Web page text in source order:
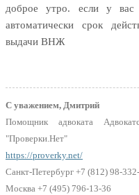
доброе утро. если у
автоматически срок
выдачи ВНЖ
С уважением, Дмитрий
Помощник адвоката
"Проверки.Нет"
https://proverky.net/
Санкт-Петербург +7 (812) 98-
Москва +7 (495) 796-13-36